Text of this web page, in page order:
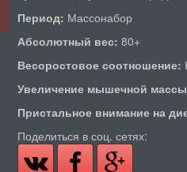
Период: Массонабор
Абсолютный вес: 80+
Весоростовое соотношение:
Увеличение мышечной
Пристальное внимание на
Поделиться в соц. сетях: